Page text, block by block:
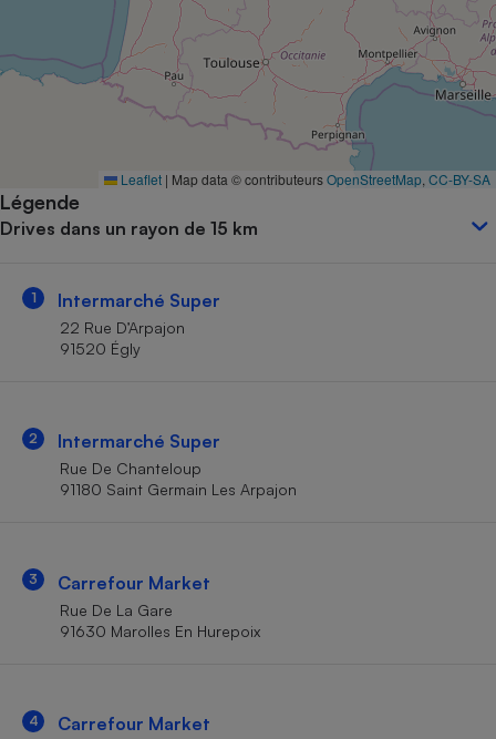
Leaflet | Map data © contributeursOpenStreetMap CC-BY-SA
Légende
Drives dans un rayon de 15 km
1 Intermarché Super
22 Rue D’Arpajon
91520 Égly
2 Intermarché Super
Rue De Chanteloup
91180 Saint Germain Les Arpajon
3 Carrefour Market
Rue De La Gare
91630 Marolles En Hurepoix
4 Carrefour Market
Complément
alimentaire
Assurance emprunteur
Petit électroménager -
Mutuelle